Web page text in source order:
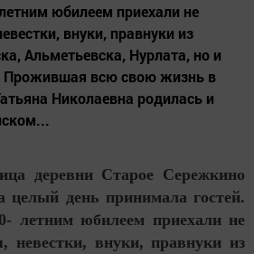
юбилеем приехали не
внуки, правнуки из
Альметьевска, Нурлата, но и
Прожившая всю свою жизнь в
Николаевна родилась и
деревни Старое Сережкино
день принимала гостей.
летним юбилеем приехали не
невестки, внуки, правнуки из